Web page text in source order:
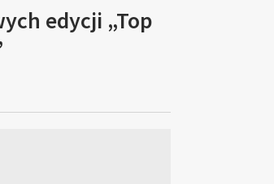
edycji „Top